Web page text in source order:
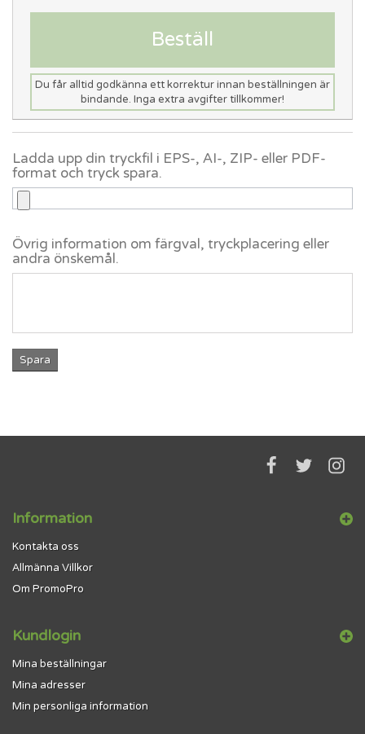
Beställ
Du får alltid godkänna ett korrektur innan beställningen är
bindande. Inga extra avgifter tillkommer!
Ladda upp din tryckfil i EPS-, AI-, ZIP- eller PDF-
format och tryck spara.
Övrig information om färgval, tryckplacering eller
andra önskemål.
Spara
Information
Kontakta oss
Allmänna Villkor
Om PromoPro
Kundlogin
Mina beställningar
Mina adresser
Min personliga information